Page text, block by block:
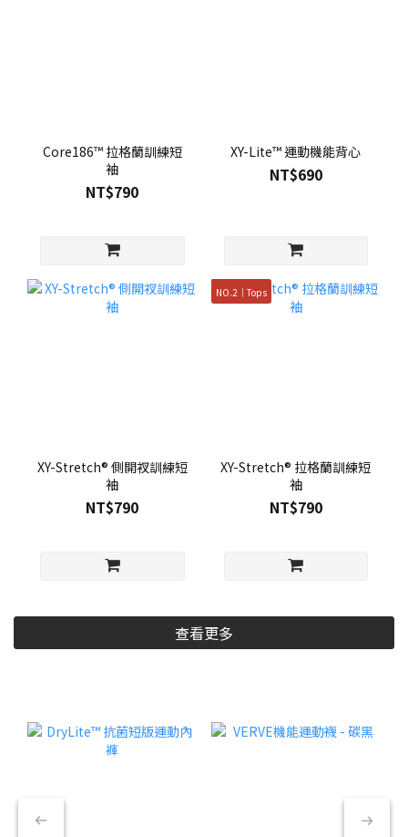
Core186™ 拉格蘭訓練短
袖
NT$790
XY-Lite™ 運動機能背心
NT$690
XY-Stretch® 側開衩訓練短
袖
NT$790
NO.2｜Tops
XY-Stretch® 拉格蘭訓練短
袖
NT$790
查看更多